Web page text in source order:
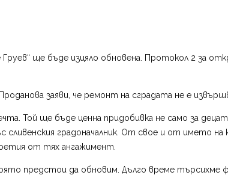
Груев“ ще бъде изцяло обновена. Протокол 2 за
заяви, че ремонт на сградата не е
Той ще бъде ценна придобивка не само за
сливенския градоначалник. От свое и от името
от тях ангажимент.
предстои да обновим. Дълго време